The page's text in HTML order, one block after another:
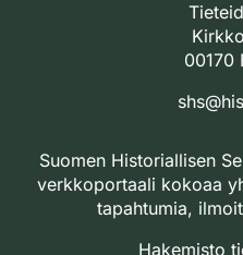
00170
Suomen Historiallisen
verkkoportaali kokoaa
tapahtumia,
Hakemisto